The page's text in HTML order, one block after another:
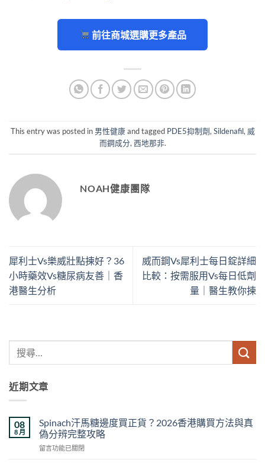
前往商城選購更多產品
This entry was posted in 男性健康and tagged PDE5抑制劑,Sildenafil, 威
而鋼成分,西地那非.
NOAH健康團隊
犀利士Vs樂威壯點揀好？36
小時藥效Vs糖尿病友善｜香
港醫生分析
威而鋼Vs犀利士每日錠詳細
比較：按需服用Vs每日低劑
量｜醫生教你揀
近期文章
08
8 月
Spinach汗馬糖邊度買正貨？2026香港購買方法與真
偽分辨完整攻略
在
留言功能已關閉